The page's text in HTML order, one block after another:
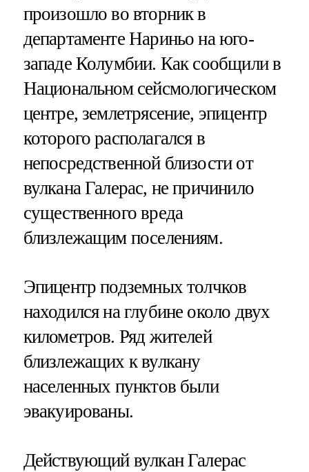
произошло во вторник в
департаменте Нариньо на юго-
западе Колумбии. Как сообщили в
Национальном сейсмологическом
центре, землетрясение, эпицентр
которого располагался в
непосредственной близости от
вулкана Галерас, не причинило
существенного вреда
близлежащим поселениям.
Эпицентр подземных толчков
находился на глубине около двух
километров. Ряд жителей
близлежащих к вулкану
населенных пунктов были
эвакуированы.
Действующий вулкан Галерас